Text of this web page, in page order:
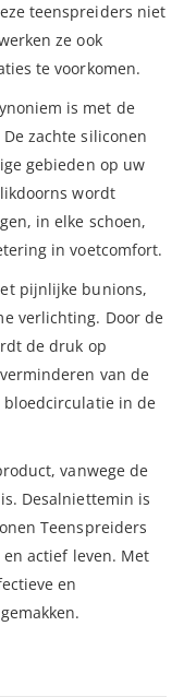
teenspreiders niet
ze ook
te voorkomen.
is met de
zachte siliconen
gebieden op uw
wordt
in elke schoen,
in voetcomfort.
pijnlijke bunions,
verlichting. Door de
de druk op
van de
in de
vanwege de
Desalniettemin is
Teenspreiders
actief leven. Met
en